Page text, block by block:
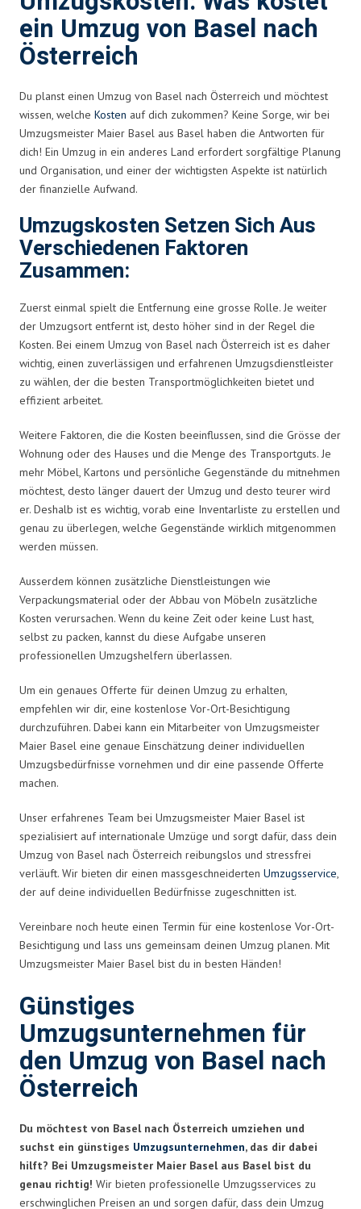
ein Umzug von Basel nach
Österreich
Du planst einen Umzug von Basel nach Österreich und möchtest
wissen, welche Kosten auf dich zukommen? Keine Sorge, wir bei
Umzugsmeister Maier Basel aus Basel haben die Antworten für
dich! Ein Umzug in ein anderes Land erfordert sorgfältige Planung
und Organisation, und einer der wichtigsten Aspekte ist natürlich
der finanzielle Aufwand.
Umzugskosten Setzen Sich Aus
Verschiedenen Faktoren
Zusammen:
Zuerst einmal spielt die Entfernung eine grosse Rolle. Je weiter
der Umzugsort entfernt ist, desto höher sind in der Regel die
Kosten. Bei einem Umzug von Basel nach Österreich ist es daher
wichtig, einen zuverlässigen und erfahrenen Umzugsdienstleister
zu wählen, der die besten Transportmöglichkeiten bietet und
effizient arbeitet.
Weitere Faktoren, die die Kosten beeinflussen, sind die Grösse der
Wohnung oder des Hauses und die Menge des Transportguts. Je
mehr Möbel, Kartons und persönliche Gegenstände du mitnehmen
möchtest, desto länger dauert der Umzug und desto teurer wird
er. Deshalb ist es wichtig, vorab eine Inventarliste zu erstellen und
genau zu überlegen, welche Gegenstände wirklich mitgenommen
werden müssen.
Ausserdem können zusätzliche Dienstleistungen wie
Verpackungsmaterial oder der Abbau von Möbeln zusätzliche
Kosten verursachen. Wenn du keine Zeit oder keine Lust hast,
selbst zu packen, kannst du diese Aufgabe unseren
professionellen Umzugshelfern überlassen.
Um ein genaues Offerte für deinen Umzug zu erhalten,
empfehlen wir dir, eine kostenlose Vor-Ort-Besichtigung
durchzuführen. Dabei kann ein Mitarbeiter von Umzugsmeister
Maier Basel eine genaue Einschätzung deiner individuellen
Umzugsbedürfnisse vornehmen und dir eine passende Offerte
machen.
Unser erfahrenes Team bei Umzugsmeister Maier Basel ist
spezialisiert auf internationale Umzüge und sorgt dafür, dass dein
Umzug von Basel nach Österreich reibungslos und stressfrei
verläuft. Wir bieten dir einen massgeschneiderten Umzugsservice,
der auf deine individuellen Bedürfnisse zugeschnitten ist.
Vereinbare noch heute einen Termin für eine kostenlose Vor-Ort-
Besichtigung und lass uns gemeinsam deinen Umzug planen. Mit
Umzugsmeister Maier Basel bist du in besten Händen!
Günstiges
Umzugsunternehmen für
den Umzug von Basel nach
Österreich
Du möchtest von Basel nach Österreich umziehen und
suchst ein günstiges Umzugsunternehmen, das dir dabei
hilft? Bei Umzugsmeister Maier Basel aus Basel bist du
genau richtig! Wir bieten professionelle Umzugsservices zu
erschwinglichen Preisen an und sorgen dafür, dass dein Umzug